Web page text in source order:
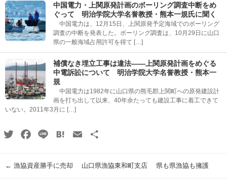
中国電力・上関原発計画のボーリング調査中断をめ
ぐって 明治学院大学名誉教授・熊本一規氏に聞く
中国電力は、12月15日、上関原発予定海域でのボーリング
調査の中断を発表した。ボーリング調査は、10月29日に山口
県の一般海域占用許可を得て […]
補償なき埋立工事は違法――上関原発計画をめぐる
中電訴訟について 明治学院大学名誉教授・熊本一
規
中国電力は1982年に山口県の熊毛郡上関町への原発建設計
画を打ち出して以来、40年余たっても建設工事に着工できて
いない。2011年3月に […]
TwitterFacebook
Line HatenaEmail
← 漁協資産勝手に売却 山口県漁協東和町支店 県も県漁協も擁護